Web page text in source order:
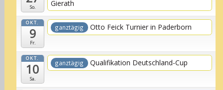
So.
Gierath
OKT.
9
Fr.
ganztägig Otto Feick Turnier in Paderborn
OKT.
10
Sa.
ganztägig Qualifikation Deutschland-Cup